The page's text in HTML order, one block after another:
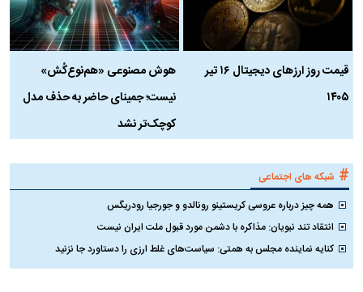
قیمت روز ارز‌های دیجیتال ۱۶ تیر
۱۴۰۵
هوش مصنوعی «هم‌نوع‌کُش»
نیست؛ جمینای حاضر به حذف مدل
کوچک‌تر نشد
# شبکه های اجتماعی
همه چیز درباره عروسی کریستینو رونالدو و جورجیا رودریگس
انتقاد تند نبویان: مذاکره با دشمن مورد قبول ملت ایران نیست
کنایه نماینده مجلس به همتی: سیاست‌های غلط ارزی را دستاورد جا نزنید